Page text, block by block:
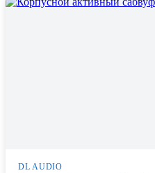
DL AUDIO